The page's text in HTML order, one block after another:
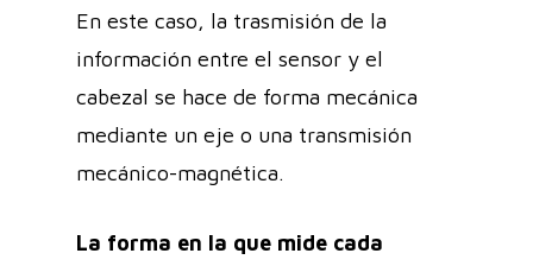
En este caso, la trasmisión de la
información entre el sensor y el
cabezal se hace de forma mecánica
mediante un eje o una transmisión
mecánico-magnética.
La forma en la que mide cada